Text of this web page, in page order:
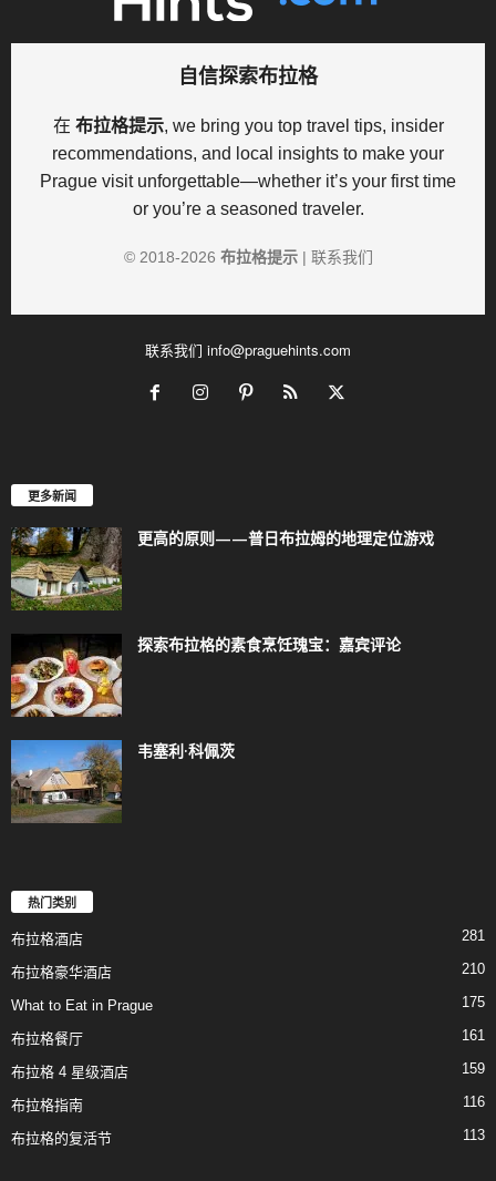
自信探索布拉格
在 布拉格提示, we bring you top travel tips, insider
recommendations, and local insights to make your
Prague visit unforgettable—whether it’s your first time
or you’re a seasoned traveler.
© 2018-2026 布拉格提示| 联系我们
联系我们 info@praguehints.com
更多新闻
更高的原则——普日布拉姆的地理定位游戏
探索布拉格的素食烹饪瑰宝：嘉宾评论
韦塞利·科佩茨
热门类别
布拉格酒店 281
布拉格豪华酒店 210
What to Eat in Prague 175
布拉格餐厅 161
布拉格 4 星级酒店 159
布拉格指南 116
布拉格的复活节 113